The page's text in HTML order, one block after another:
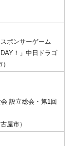
ポンサーゲーム
！」中日ドラゴ
設立総会・第1回
屋市）